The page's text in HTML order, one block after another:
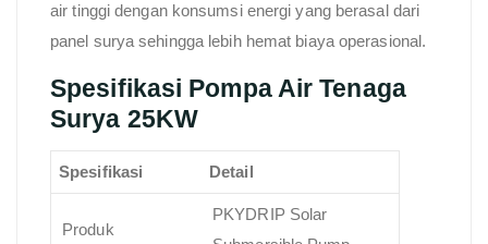
air tinggi dengan konsumsi energi yang berasal dari
panel surya sehingga lebih hemat biaya operasional.
Spesifikasi Pompa Air Tenaga
Surya 25KW
Spesifikasi Detail
Produk
PKYDRIP Solar